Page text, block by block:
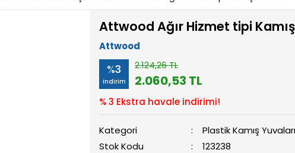
Attwood Ağır Hizmet tipi Kamış
Attwood
%3
indirim
2.124,26 TL
2.060,53 TL
% 3 Ekstra havale indirimi!
Kategori
Plastik Kamış Yuvaları
Stok Kodu
123238